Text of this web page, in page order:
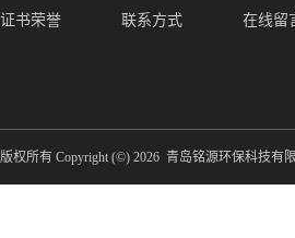
证书荣誉
联系方式 在线留
版权所有 Copyright (©) 2026 青岛铭源环保科技有